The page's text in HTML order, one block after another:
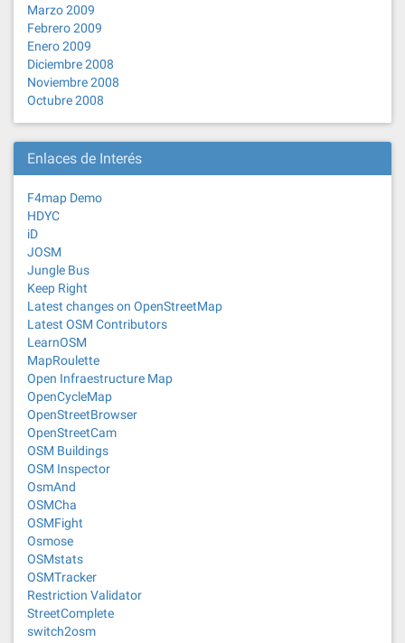
Marzo 2009
Febrero 2009
Enero 2009
Diciembre 2008
Noviembre 2008
Octubre 2008
Enlaces de Interés
F4map Demo
HDYC
iD
JOSM
Jungle Bus
Keep Right
Latest changes on OpenStreetMap
Latest OSM Contributors
LearnOSM
MapRoulette
Open Infraestructure Map
OpenCycleMap
OpenStreetBrowser
OpenStreetCam
OSM Buildings
OSM Inspector
OsmAnd
OSMCha
OSMFight
Osmose
OSMstats
OSMTracker
Restriction Validator
StreetComplete
switch2osm